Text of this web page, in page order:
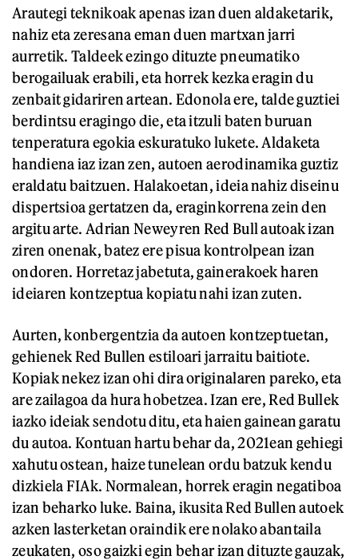
Arautegi teknikoak apenas izan duen aldaketarik,
nahiz eta zeresana eman duen martxan jarri
aurretik. Taldeek ezingo dituzte pneumatiko
berogailuak erabili, eta horrek kezka eragin du
zenbait gidariren artean. Edonola ere, talde guztiei
berdintsu eragingo die, eta itzuli baten buruan
tenperatura egokia eskuratuko lukete. Aldaketa
handiena iaz izan zen, autoen aerodinamika guztiz
eraldatu baitzuen. Halakoetan, ideia nahiz diseinu
dispertsioa gertatzen da, eraginkorrena zein den
argitu arte. Adrian Neweyren Red Bull autoak izan
ziren onenak, batez ere pisua kontrolpean izan
ondoren. Horretaz jabetuta, gainerakoek haren
ideiaren kontzeptua kopiatu nahi izan zuten.
Aurten, konbergentzia da autoen kontzeptuetan,
gehienek Red Bullen estiloari jarraitu baitiote.
Kopiak nekez izan ohi dira originalaren pareko, eta
are zailagoa da hura hobetzea. Izan ere, Red Bullek
iazko ideiak sendotu ditu, eta haien gainean garatu
du autoa. Kontuan hartu behar da, 2021ean gehiegi
xahutu ostean, haize tunelean ordu batzuk kendu
dizkiela FIAk. Normalean, horrek eragin negatiboa
izan beharko luke. Baina, ikusita Red Bullen autoek
azken lasterketan oraindik ere nolako abantaila
zeukaten, oso gaizki egin behar izan dituzte gauzak,